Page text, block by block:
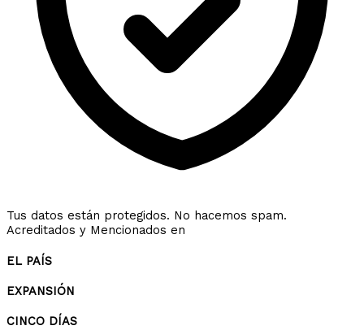
Tus datos están protegidos. No hacemos spam.
Acreditados y Mencionados en
EL PAÍS
EXPANSIÓN
CINCO DÍAS